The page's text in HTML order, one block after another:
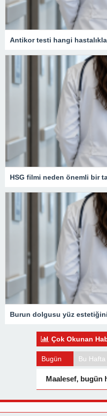
Antikor testi hangi
HSG filmi neden önemli bir
Burun dolgusu yüz
Çok Okunan
Bugün Bu Hafta
Maalesef, bugün